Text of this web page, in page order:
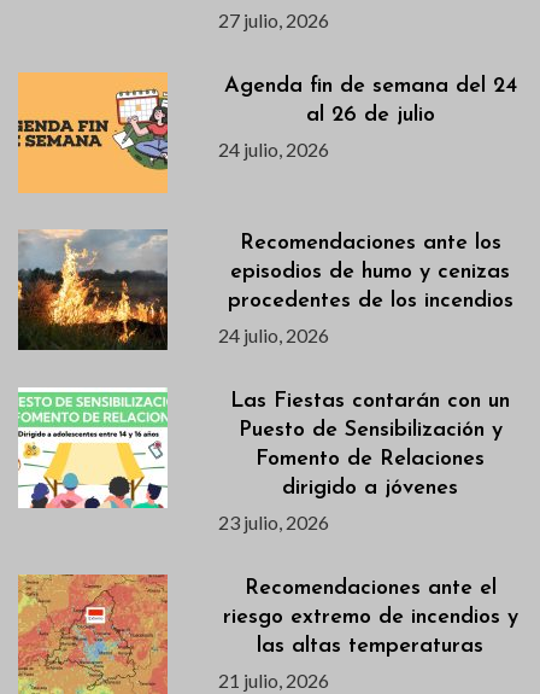
27 julio, 2026
Agenda fin de semana del 24
al 26 de julio
24 julio, 2026
Recomendaciones ante los
episodios de humo y cenizas
procedentes de los incendios
24 julio, 2026
Las Fiestas contarán con un
Puesto de Sensibilización y
Fomento de Relaciones
dirigido a jóvenes
23 julio, 2026
Recomendaciones ante el
riesgo extremo de incendios y
las altas temperaturas
21 julio, 2026